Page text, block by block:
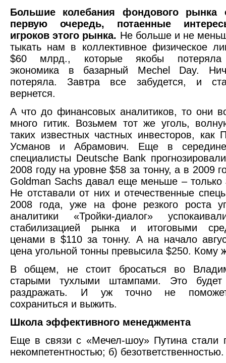
Большие колебания фондового рынка
первую очередь, потаенные
игроков этого рынка. Не больше и не
тыкать нам в коллективное физическое
$60 млрд., которые якобы потеряла
экономика в базарный Mechel Day.
потеряла. Завтра все забудется, и
вернется.
А что до финансовых аналитиков, то они
много гитик. Возьмем тот же уголь,
таких известных частных инвесторов, как
Усманов и Абрамович. Еще в
специалисты Deutsche Bank
2008 году на уровне $58 за тонну, а в 2009
Goldman Sachs давал еще меньше – только
Не отставали от них и отечественные
2008 года, уже на фоне резкого роста
аналитики «Тройки-диалог»
стабилизацией рынка и итоговыми
ценами в $110 за тонну. А на начало
цена угольной тонны превысила $250. Кому
В общем, не стоит бросаться во
старыми тухлыми штампами. Это будет
раздражать. И уж точно не
сохраниться и выжить.
Школа эффективного менеджмента
Еще в связи с «Мечел-шоу» Путина стали
некомпетентностью; б) безответственностью.